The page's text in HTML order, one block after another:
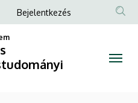
Anonim
menüje
Bejelentkezés